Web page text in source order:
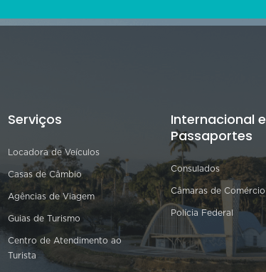
Serviços
Locadora de Veículos
Casas de Câmbio
Agências de Viagem
Guias de Turismo
Centro de Atendimento ao
Turista
Internacional e
Passaportes
Consulados
Câmaras de Comércio
Polícia Federal